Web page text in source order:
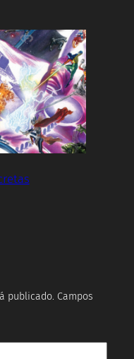
publicado. Campos